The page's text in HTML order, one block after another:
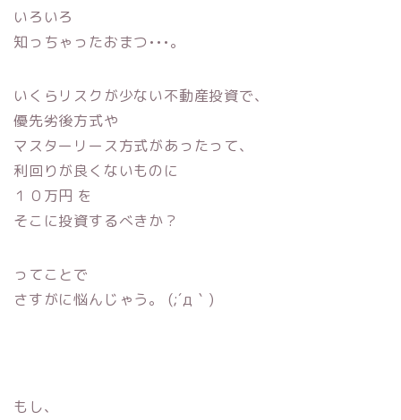
いろいろ
知っちゃったおまつ•••。
いくらリスクが少ない不動産投資で、
優先劣後方式や
マスターリース方式があったって、
利回りが良くないものに
１０万円 を
そこに投資するべきか？
ってことで
さすがに悩んじゃう。 (;´д｀)
もし、